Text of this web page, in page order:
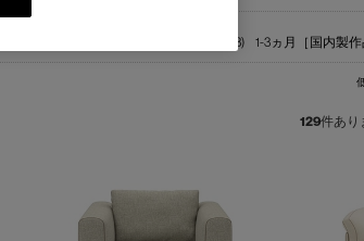
【納期 都度確認】(3) 1-3ヵ月［国内製作
129件あり